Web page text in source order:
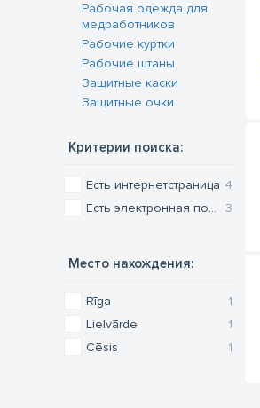
Рабочая одежда для
медработников
Рабочие куртки
Рабочие штаны
Защитные каски
Защитные очки
Критерии поиска:
4
Есть интернетстраница
3
Есть электронная почта
Место нахождения:
1
Rīga
1
Lielvārde
1
Cēsis